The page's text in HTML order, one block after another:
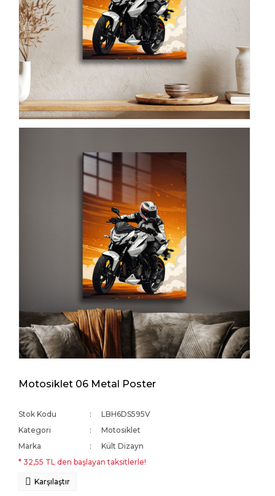
Motosiklet 06 Metal Poster
Stok Kodu
LBH6DS595V
Kategori
Motosiklet
Marka
Kült Dizayn
* 32,55 TL den başlayan taksitlerle!
Karşılaştır